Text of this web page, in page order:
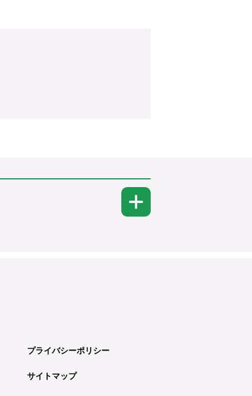
プライバシーポリシー
サイトマップ